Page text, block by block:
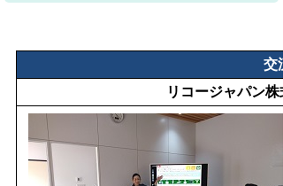
交
リコージャパン